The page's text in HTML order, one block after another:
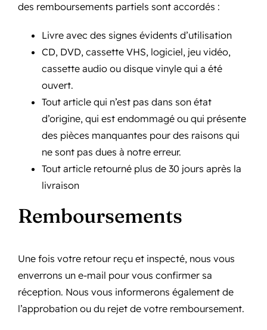
des remboursements partiels sont accordés :
Livre avec des signes évidents d’utilisation
CD, DVD, cassette VHS, logiciel, jeu vidéo,
cassette audio ou disque vinyle qui a été
ouvert.
Tout article qui n’est pas dans son état
d’origine, qui est endommagé ou qui présente
des pièces manquantes pour des raisons qui
ne sont pas dues à notre erreur.
Tout article retourné plus de 30 jours après la
livraison
Remboursements
Une fois votre retour reçu et inspecté, nous vous
enverrons un e-mail pour vous confirmer sa
réception. Nous vous informerons également de
l’approbation ou du rejet de votre remboursement.